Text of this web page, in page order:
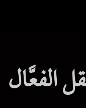
الفعَّال